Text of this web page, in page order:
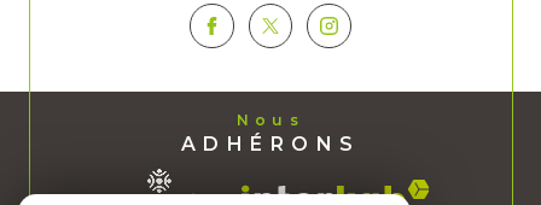
Nous
ADHÉRONS